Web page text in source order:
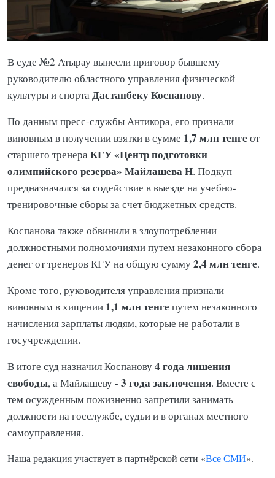
В суде №2 Атырау вынесли приговор бывшему
руководителю областного управления физической
культуры и спортаДастанбеку Коспанову.
По данным пресс-службы Антикора, его признали
виновным в получении взятки в сумме 1,7 млн тенге от
старшего тренераКГУ «Центр подготовки
олимпийского резерва» Майлашева Н. Подкуп
предназначался за содействие в выезде на учебно-
тренировочные сборы за счет бюджетных средств.
Коспанова также обвинили в злоупотреблении
должностными полномочиями путем незаконного сбора
денег от тренеров КГУ на общую сумму2,4 млн тенге.
Кроме того, руководителя управления признали
виновным в хищении 1,1 млн тенге путем незаконного
начисления зарплаты людям, которые не работали в
госучреждении.
В итоге суд назначил Коспанову4 года лишения
свободы, а Майлашеву - 3 года заключения. Вместе с
тем осужденным пожизненно запретили занимать
должности на госслужбе, судьи и в органах местного
самоуправления.
Наша редакция участвует в партнёрской сети «Все СМИ».